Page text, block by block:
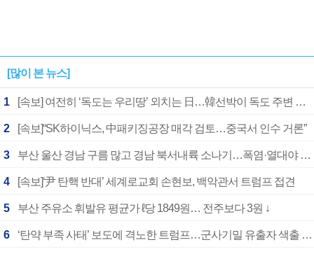
[많이 본 뉴스]
1 [속보] 여전히 ‘독도는 우리땅’ 외치는 日…韓선박이 독도 주변 해양조사 활동하자 반발
2 [속보]“SK하이닉스, 中패키징공장 매각 검토…중국서 인수 거론”
3 부산 울산 경남 구름 많고 경남 북서내륙 소나기…폭염·열대야 계속
4 [속보]‘尹 탄핵 반대’ 세계로교회 손현보, 백악관서 트럼프 접견
5 부산 주유소 휘발유 평균가 ℓ당 1849원… 전주보다 3원 ↓
6 ‘탄약 부족 사태’ 보도에 격노한 트럼프…군사기밀 유출자 색출 지시